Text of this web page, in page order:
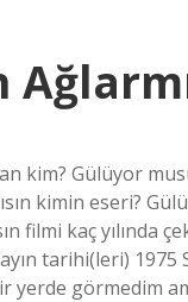
kim? Gülüyor
kimin eseri?
filmi kaç yılında
tarihi(leri)
yerde görmedim